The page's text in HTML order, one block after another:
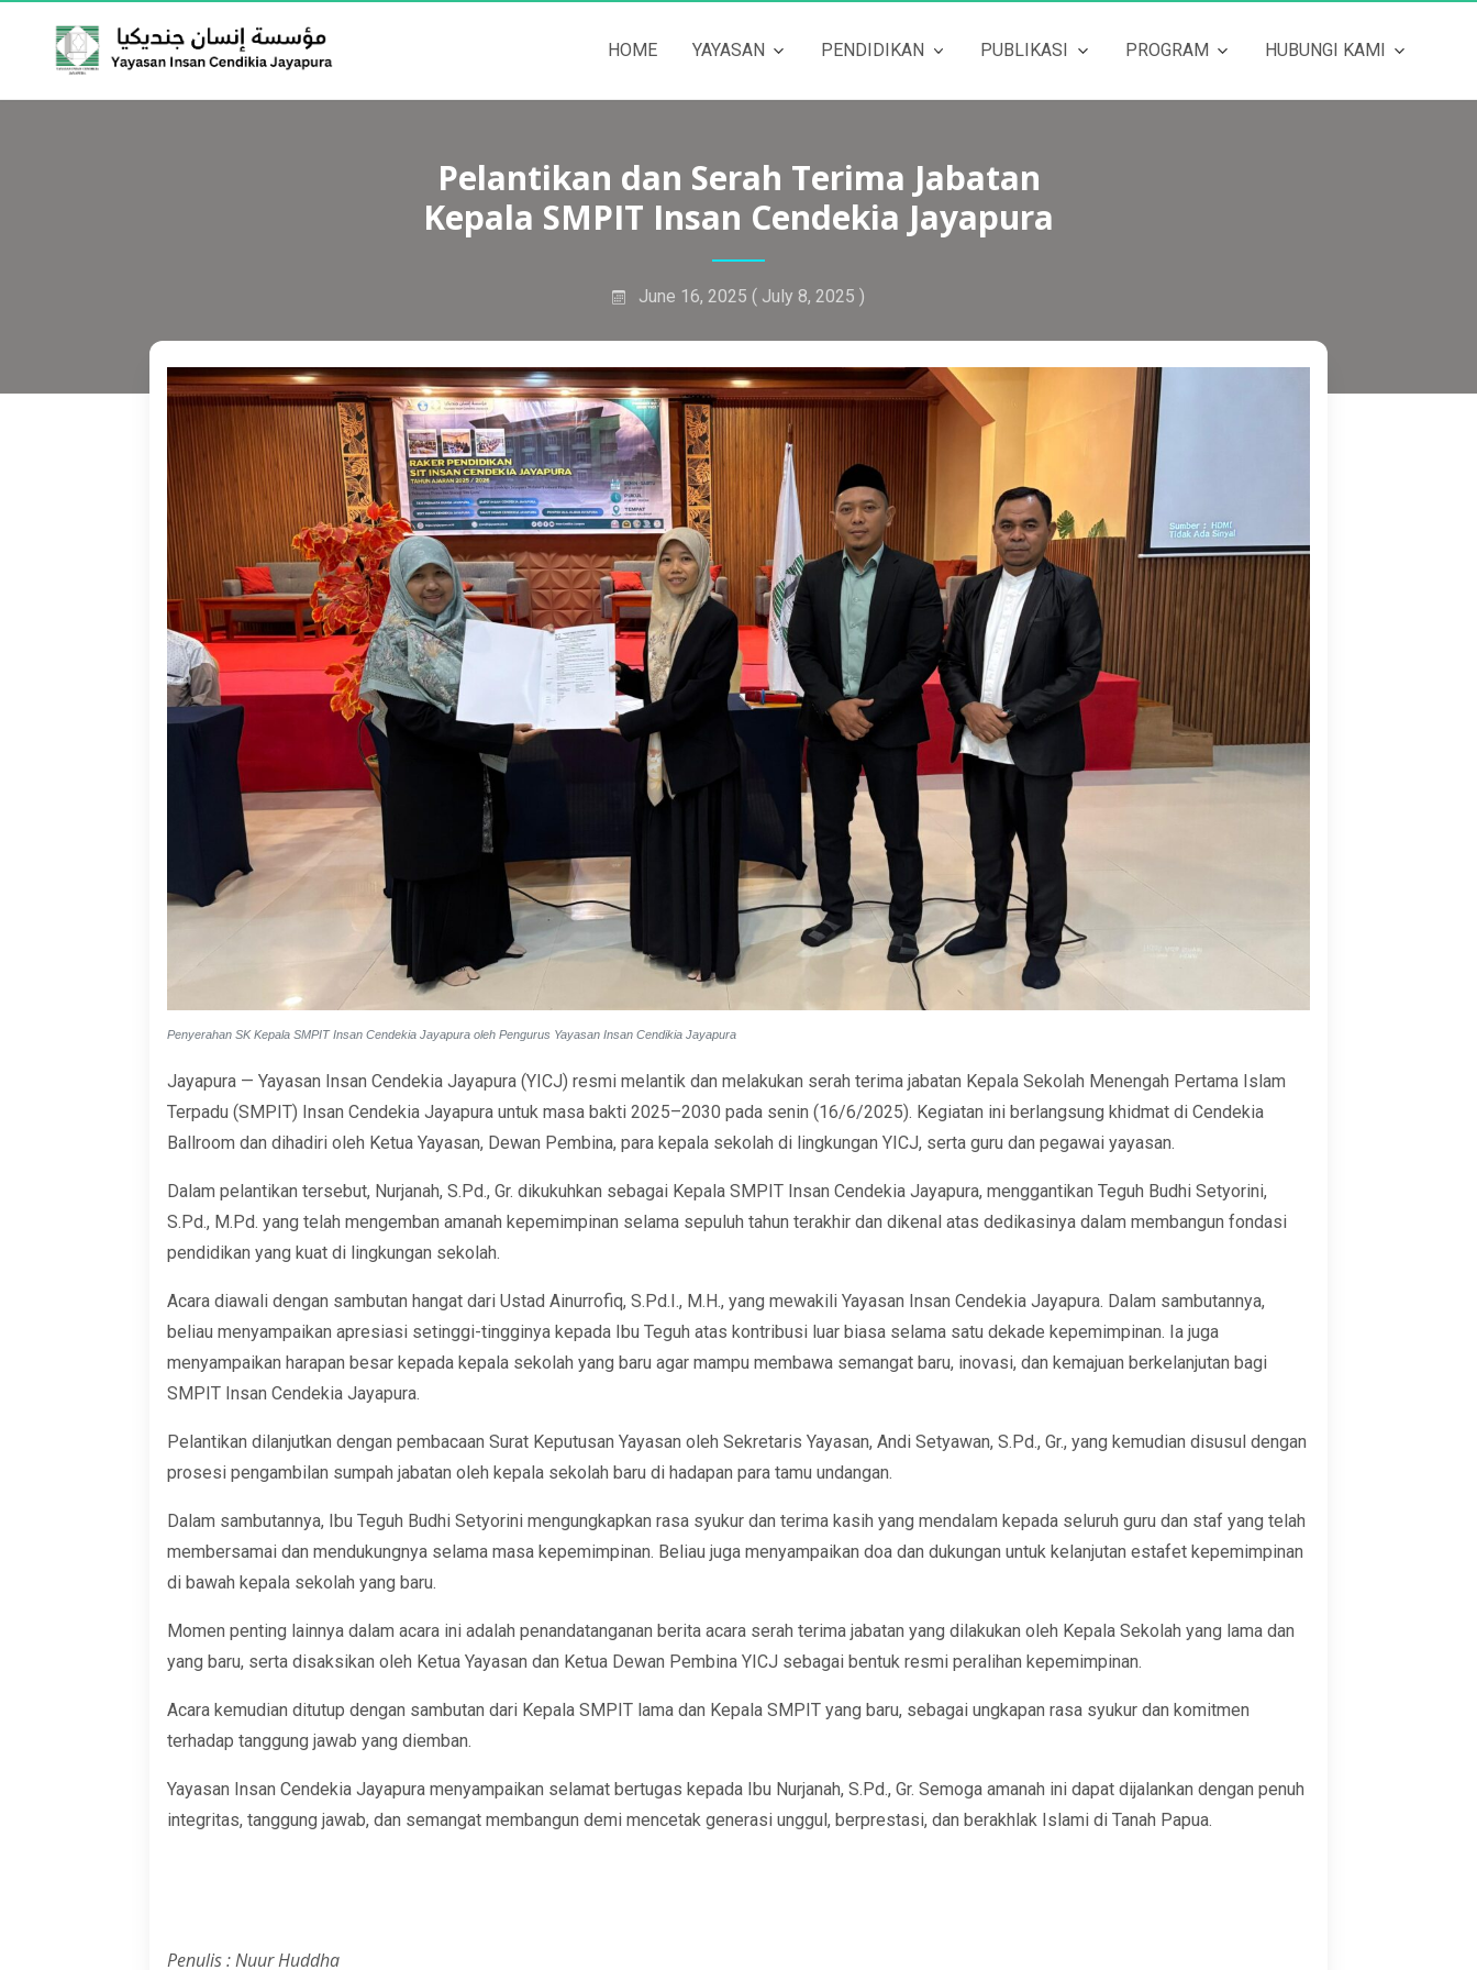
HOME YAYASAN PENDIDIKAN PUBLIKASI PROGRAM HUBUNGI KAMI
Pelantikan dan Serah Terima Jabatan
Kepala SMPIT Insan Cendekia Jayapura
June 16, 2025 ( July 8, 2025 )
Penyerahan SK Kepala SMPIT Insan Cendekia Jayapura oleh Pengurus Yayasan Insan Cendikia Jayapura
Jayapura — Yayasan Insan Cendekia Jayapura (YICJ) resmi melantik dan melakukan serah terima jabatan Kepala Sekolah Menengah Pertama Islam
Terpadu (SMPIT) Insan Cendekia Jayapura untuk masa bakti 2025–2030 pada senin (16/6/2025). Kegiatan ini berlangsung khidmat di Cendekia
Ballroom dan dihadiri oleh Ketua Yayasan, Dewan Pembina, para kepala sekolah di lingkungan YICJ, serta guru dan pegawai yayasan.
Dalam pelantikan tersebut, Nurjanah, S.Pd., Gr. dikukuhkan sebagai Kepala SMPIT Insan Cendekia Jayapura, menggantikan Teguh Budhi Setyorini,
S.Pd., M.Pd. yang telah mengemban amanah kepemimpinan selama sepuluh tahun terakhir dan dikenal atas dedikasinya dalam membangun fondasi
pendidikan yang kuat di lingkungan sekolah.
Acara diawali dengan sambutan hangat dari Ustad Ainurrofiq, S.Pd.I., M.H., yang mewakili Yayasan Insan Cendekia Jayapura. Dalam sambutannya,
beliau menyampaikan apresiasi setinggi-tingginya kepada Ibu Teguh atas kontribusi luar biasa selama satu dekade kepemimpinan. Ia juga
menyampaikan harapan besar kepada kepala sekolah yang baru agar mampu membawa semangat baru, inovasi, dan kemajuan berkelanjutan bagi
SMPIT Insan Cendekia Jayapura.
Pelantikan dilanjutkan dengan pembacaan Surat Keputusan Yayasan oleh Sekretaris Yayasan, Andi Setyawan, S.Pd., Gr., yang kemudian disusul dengan
prosesi pengambilan sumpah jabatan oleh kepala sekolah baru di hadapan para tamu undangan.
Dalam sambutannya, Ibu Teguh Budhi Setyorini mengungkapkan rasa syukur dan terima kasih yang mendalam kepada seluruh guru dan staf yang telah
membersamai dan mendukungnya selama masa kepemimpinan. Beliau juga menyampaikan doa dan dukungan untuk kelanjutan estafet kepemimpinan
di bawah kepala sekolah yang baru.
Momen penting lainnya dalam acara ini adalah penandatanganan berita acara serah terima jabatan yang dilakukan oleh Kepala Sekolah yang lama dan
yang baru, serta disaksikan oleh Ketua Yayasan dan Ketua Dewan Pembina YICJ sebagai bentuk resmi peralihan kepemimpinan.
Acara kemudian ditutup dengan sambutan dari Kepala SMPIT lama dan Kepala SMPIT yang baru, sebagai ungkapan rasa syukur dan komitmen
terhadap tanggung jawab yang diemban.
Yayasan Insan Cendekia Jayapura menyampaikan selamat bertugas kepada Ibu Nurjanah, S.Pd., Gr. Semoga amanah ini dapat dijalankan dengan penuh
integritas, tanggung jawab, dan semangat membangun demi mencetak generasi unggul, berprestasi, dan berakhlak Islami di Tanah Papua.
Penulis :Nuur Huddha